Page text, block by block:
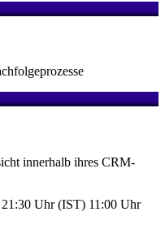
innerhalb ihres CRM-
Uhr (IST) 11:00 Uhr